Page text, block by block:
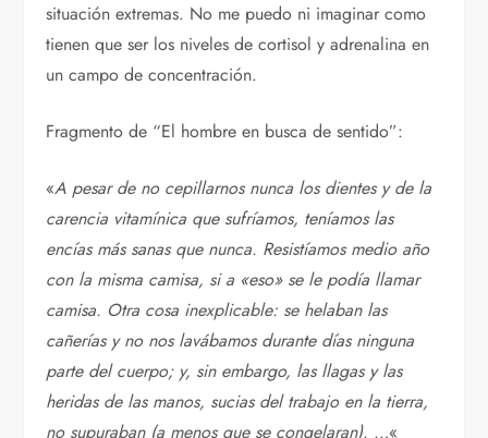
situación extremas. No me puedo ni imaginar como
tienen que ser los niveles de cortisol y adrenalina en
un campo de concentración.
Fragmento de “El hombre en busca de sentido”:
«A pesar de no cepillarnos nunca los dientes y de la
carencia vitamínica que sufríamos, teníamos las
encías más sanas que nunca. Resistíamos medio año
con la misma camisa, si a «eso» se le podía llamar
camisa. Otra cosa inexplicable: se helaban las
cañerías y no nos lavábamos durante días ninguna
parte del cuerpo; y, sin embargo, las llagas y las
heridas de las manos, sucias del trabajo en la tierra,
no supuraban (a menos que se congelaran). …«